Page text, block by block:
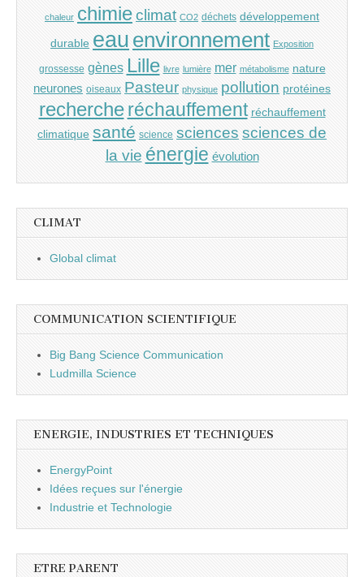
chaleur chimieclimat CO2 déchets développement
durable eau environnement Exposition
grossesse gènes Lille livre lumière mer métabolisme nature
neurones oiseaux Pasteur physique pollution protéines
recherche réchauffement réchauffement
climatique santé science sciences sciences de
la vie énergie évolution
CLIMAT
Global climat
COMMUNICATION SCIENTIFIQUE
Big Bang Science Communication
Ludmilla Science
ENERGIE, INDUSTRIES ET TECHNIQUES
EnergyPoint
Idées reçues sur l'énergie
Industrie et Technologie
ETRE PARENT